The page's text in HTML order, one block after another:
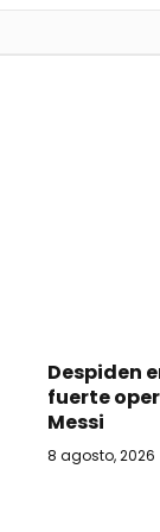
Despiden
fuerte
Messi
8 agosto, 2026